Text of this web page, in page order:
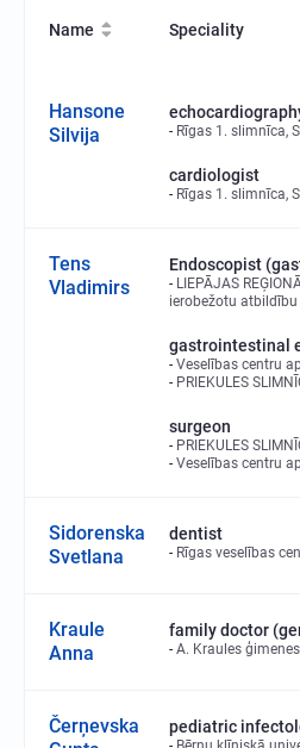
Name Speciality
Hansone
Silvija
Rīgas 1. slimnīca,
cardiologist
Rīgas 1. slimnīca,
Tens
Vladimirs
Endoscopist
LIEPĀJAS
ierobežotu atbildību
gastrointestinal
Veselības centru
PRIEKULES
surgeon
PRIEKULES
Veselības centru
Sidorenska
Svetlana
dentist
Rīgas veselības
Kraule
Anna
family doctor
A. Kraules
Čerņevska
pediatric